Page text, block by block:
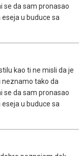
se da sam pronasao
eseja u buduce sa
kao ti ne misli da je
neznamo tako da
se da sam pronasao
eseja u buduce sa